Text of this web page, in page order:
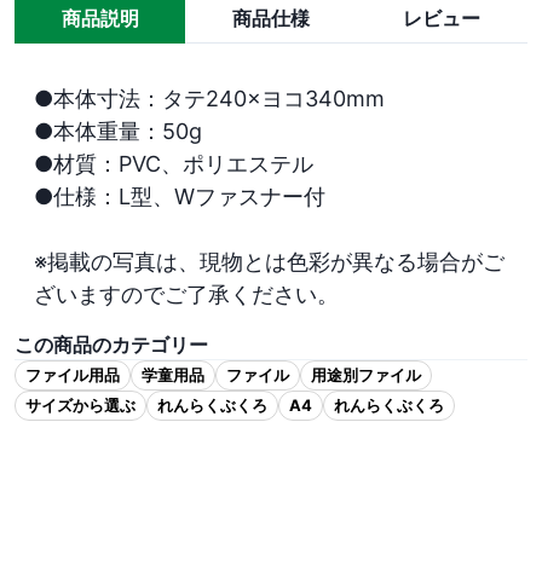
商品説明 商品仕様 レビュー
●本体寸法：タテ240×ヨコ340mm
●本体重量：50g
●材質：PVC、ポリエステル
●仕様：L型、Wファスナー付
※掲載の写真は、現物とは色彩が異なる場合がご
ざいますのでご了承ください。
この商品のカテゴリー
ファイル用品 学童用品 ファイル
用途別ファイル
サイズから選ぶ
れんらくぶくろ A4 れんらくぶくろ